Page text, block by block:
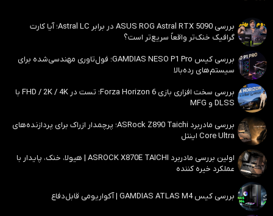
بررسی ASUS ROG Astral RTX 5090 در برابر Astral LC؛ آیا کارت
گرافیک خنک‌تر واقعاً سریع‌تر است؟
بررسی کیس GAMDIAS NESO P1 Pro؛ فول‌تاوری مهندسی‌شده برای
سیستم‌های رده‌بالا
بررسی سخت افزاری بازی Forza Horizon 6؛ تست در FHD / 2K / 4K با
DLSS و MFG
بررسی مادربرد ASRock Z890 Taichi؛ پرچمدار ازراک برای پردازنده‌های
Core Ultra اینتل
اولین بررسی مادربرد ASROCK X870E TAICHI | هیولا، خنک، پایدار با
عملکرد خیره کننده
بررسی کیس GAMDIAS ATLAS M4 | آکواریومی قابل‌دفاع